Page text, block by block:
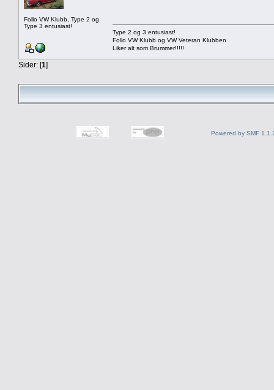
Follo VW Klubb, Type 2 og
Type 3 entusiast!
Type 2 og 3 entusiast!
Follo VW Klubb og VW Veteran Klubben
Liker alt som Brummer!!!!!
Sider: [1]
Powered by SMF